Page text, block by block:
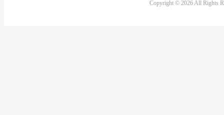
Copyright © 2026 All Rights